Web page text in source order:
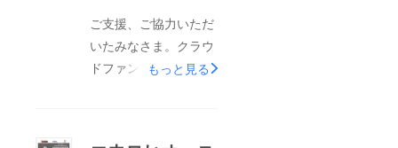
訪問し、音松さんゆか
りの地を訪れたり、子
孫のみなさんにお話を
なってしまい恐縮です
ご支援、ご協力いただ
いたみなさま。クラウ
ドファンディング実施
もっと見る